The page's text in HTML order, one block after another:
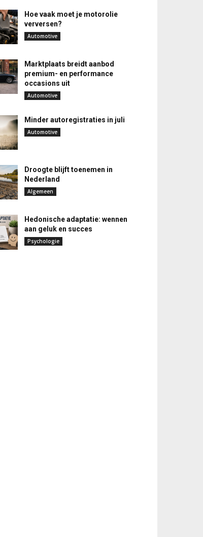
Hoe vaak moet je motorolie
verversen?
Automotive
Marktplaats breidt aanbod
premium- en performance
occasions uit
Automotive
Minder autoregistraties in juli
Automotive
Droogte blijft toenemen in
Nederland
Algemeen
Hedonische adaptatie: wennen
aan geluk en succes
Psychologie